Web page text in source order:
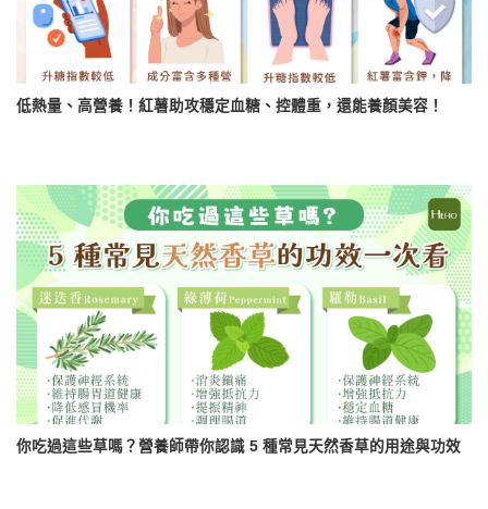
低熱量、高營養！紅薯助攻穩定血糖、控體重，還能養顏美容！
你吃過這些草嗎？營養師帶你認識 5 種常見天然香草的用途與功效